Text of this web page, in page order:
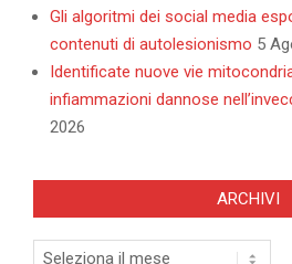
Gli algoritmi dei social media
contenuti di autolesionismo 5
Identificate nuove vie
infiammazioni dannose
2026
ARCHIVI
Archivi